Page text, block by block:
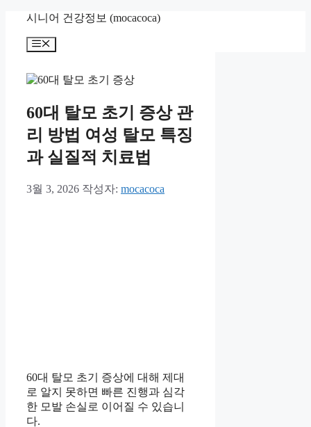
시니어 건강정보 (mocacoca)
메
60대 탈모 초기 증상 관
리 방법 여성 탈모 특징
과 실질적 치료법
3월 3, 2026 작성자: mocacoca
60대 탈모 초기 증상에 대해 제대
로 알지 못하면 빠른 진행과 심각
한 모발 손실로 이어질 수 있습니
다.